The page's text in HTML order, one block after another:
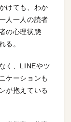
けても、わか
人一人の読者
の心理状態
る。
く、LINEやツ
ケーションも
が抱えている